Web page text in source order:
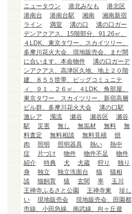
ニュータウン
港北みなも
港北区
港南台
港南台駅 湘南
湘南新宿
ライン
満室 溝の口
溝の口ガー
デンアクアス、15階部分、91.26㎡、
４LDK、東京タワー、スカイツリー、
多摩川花火大会、現地販売会、まだ間
に合います、本命物件
溝の口ガーデ
ンアクアス、高津区久地、地上２０階
建、８５５世帯、ビッグコミュニテ
ィ、９１．２６㎡、４LDK、角部屋、
東京タワー、スカイツリー、新宿高層
ビル群、多摩川花火大会
溝の口駅
激レア
濁流 瀬谷 瀬谷区
瀬谷
駅
災害 無し 無垢材 無料
無
料査定
無料相談 無料見積
焼
肉
照明 照明器具 熱い
熱中
症
片づけ 物件 物件不足
物件
紹介
特典 犬 犬蔵 狩り
独り
身
独立 独立洗面台 猫
猫相
談
猫飼育 猿 玄関 率
玉川
王禅寺ふるさと公園
王禅寺東
珍し
い
現地販売会
現地販売会、田園都
市線、小田急線、南武線、向ヶ丘遊